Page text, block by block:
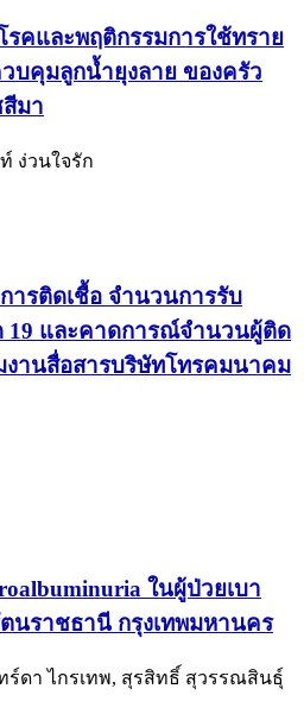
รคและพฤติกรรมการใช้ทราย
บคุมลูกน้ำยุงลาย ของครัว
มา
ง่วนใจรัก
ารติดเชื้อ จำนวนการรับ
19 และคาดการณ์จำนวนผู้ติด
งานสื่อสารบริษัทโทรคมนาคม
ในผู้ป่วยเบา
นราชธานี กรุงเทพมหานคร
ดา ไกรเทพ, สุรสิทธิ์ สุวรรณสินธุ์